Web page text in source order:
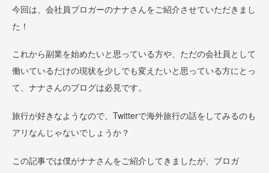
今回は、会社員ブロガーのナナさんをご紹介させていただきまし
た！
これから副業を始めたいと思っている方や、ただの会社員として
働いているだけの現状を少しでも変えたいと思っている方にとっ
て、ナナさんのブログは必見です。
旅行が好きなようなので、Twitterで海外旅行の話をしてみるのも
アリなんじゃないでしょうか？
この記事では僕がナナさんをご紹介してきましたが、ブロガ